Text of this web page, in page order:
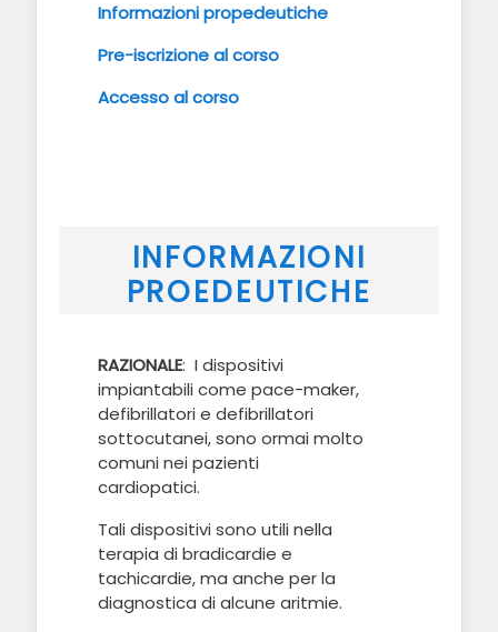
Informazioni propedeutiche
Pre-iscrizione al corso
Accesso al corso
INFORMAZIONI
PROEDEUTICHE
RAZIONALE: I dispositivi
impiantabili come pace-maker,
defibrillatori e defibrillatori
sottocutanei, sono ormai molto
comuni nei pazienti
cardiopatici.
Tali dispositivi sono utili nella
terapia di bradicardie e
tachicardie, ma anche per la
diagnostica di alcune aritmie.